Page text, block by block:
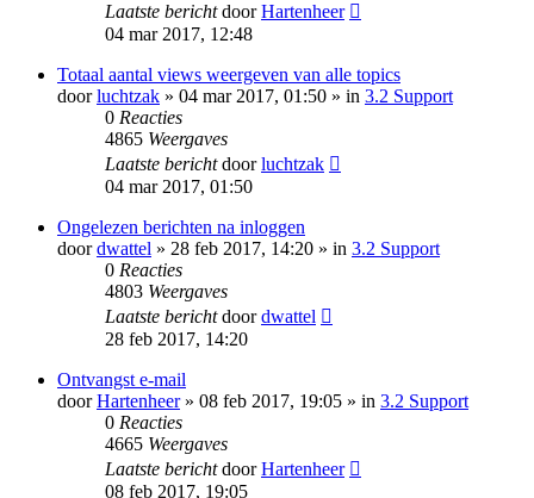
Laatste berichtdoorHartenheer
04 mar 2017, 12:48
Totaal aantal views weergeven van alle topics
doorluchtzak » 04 mar 2017, 01:50 » in 3.2 Support
0 Reacties
4865 Weergaves
Laatste berichtdoorluchtzak
04 mar 2017, 01:50
Ongelezen berichten na inloggen
doordwattel » 28 feb 2017, 14:20 » in 3.2 Support
0 Reacties
4803 Weergaves
Laatste berichtdoordwattel
28 feb 2017, 14:20
Ontvangst e-mail
doorHartenheer» 08 feb 2017, 19:05 » in 3.2 Support
0 Reacties
4665 Weergaves
Laatste berichtdoorHartenheer
08 feb 2017, 19:05